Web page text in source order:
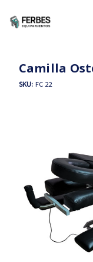
Camilla
SKU: FC 22